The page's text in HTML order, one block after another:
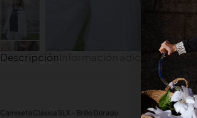
Descripción Información adicionalGuía
Camiseta Clásica SLX – Brillo Dorado